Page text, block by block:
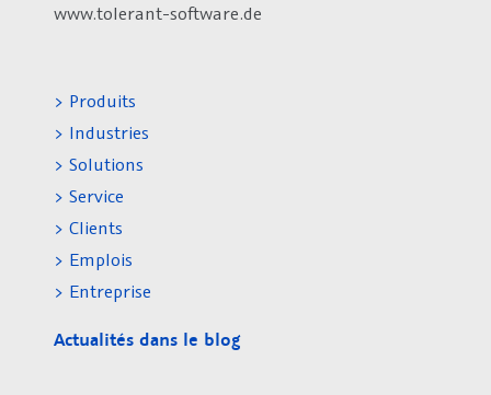
www.tolerant-software.de
> Produits
> Industries
> Solutions
> Service
> Clients
> Emplois
> Entreprise
Actualités dans le blog